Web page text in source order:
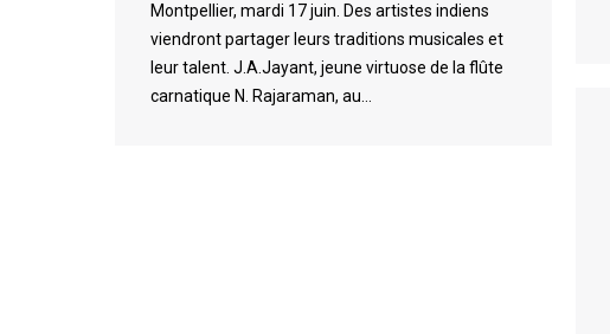
Montpellier, mardi 17 juin. Des artistes indiens
viendront partager leurs traditions musicales et
leur talent. J.A.Jayant, jeune virtuose de la flûte
carnatique N. Rajaraman, au…